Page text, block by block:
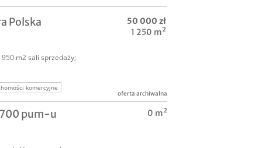
Polska
m2 sali sprzedaży;
komercyjne
50 000 zł
1 250 m²
oferta archiwalna
pum-u 0 m²